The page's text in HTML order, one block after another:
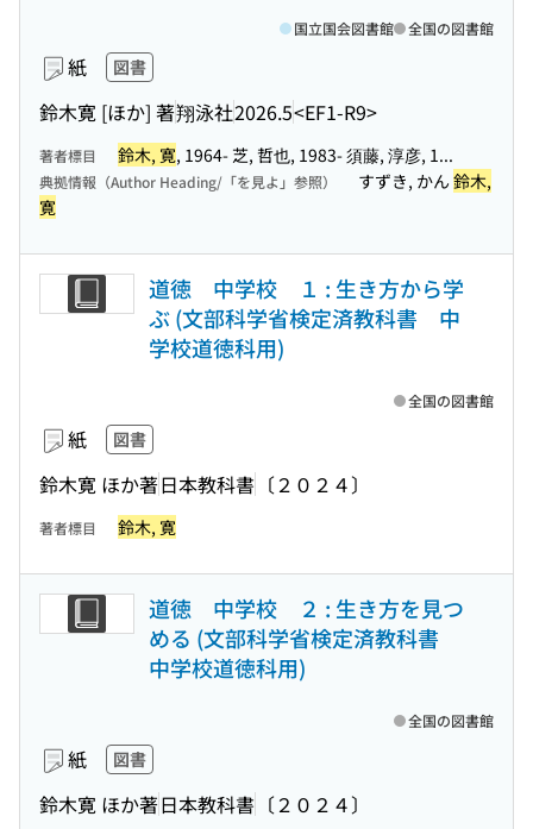
紙 図書
鈴木寛 [ほか] 著翔泳社2026.5<EF1-R9>
国立国会図書館 全国の図書館
著者標目 鈴木, 寛, 1964- 芝, 哲也, 1983- 須藤, 淳彦, 1...
典拠情報（Author Heading/「を見よ」参照） すずき, かん 鈴木,
寛
道徳 中学校 １ : 生き方から学
ぶ (文部科学省検定済教科書 中
学校道徳科用)
紙 図書
鈴木寛 ほか著日本教科書 〔２０２４〕
全国の図書館
著者標目 鈴木, 寛
道徳 中学校 ２ : 生き方を見つ
める (文部科学省検定済教科書
中学校道徳科用)
紙 図書
鈴木寛 ほか著日本教科書 〔２０２４〕
全国の図書館